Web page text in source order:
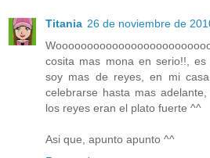
Titania 26 de noviembre de
cosita mas mona en serio!!,
soy mas de reyes, en mi
celebrarse hasta mas
los reyes eran el plato fuerte ^^
Asi que, apunto apunto ^^